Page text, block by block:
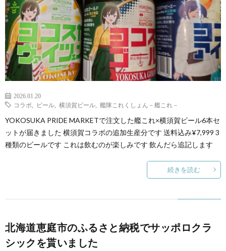
2026.01.20
コラボ
ビール 横須賀ビール 艦隊これくしょん－艦これ－
YOKOSUKA PRIDE MARKETで注文した艦これ×横須賀ビール6本セ
ットが届きました 横須賀コラボの追加生産分です 送料込み¥7,999 3
種類のビールです これは飲むのが楽しみです 飲んだら追記します
続きを読む
北海道恵庭市のふるさと納税でサッポロクラ
シックを貰いました